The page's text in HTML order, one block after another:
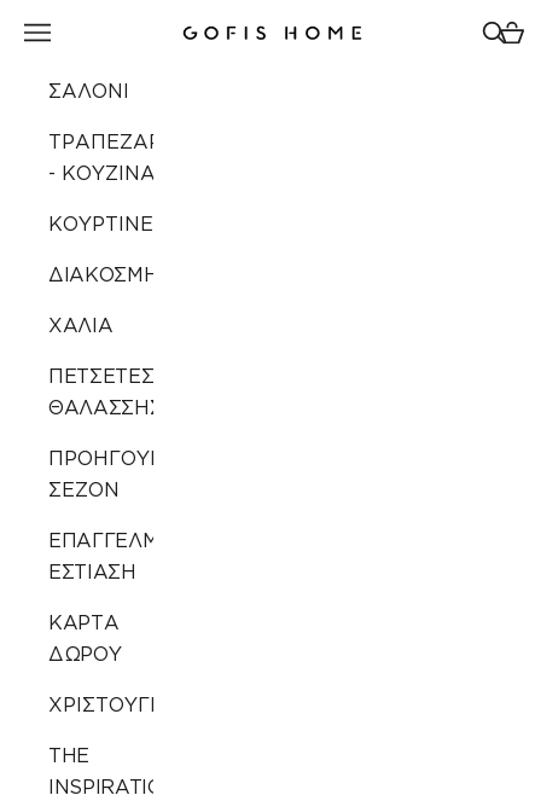
Gofis Home
Άνοιγμα μενού πλοήγησης
ΣΑΛΟΝΙ
ΤΡΑΠΕΖΑΡΙΑ
- ΚΟΥΖΙΝΑ
ΚΟΥΡΤΙΝΕΣ
ΔΙΑΚΟΣΜΗΣΗ
ΧΑΛΙΑ
ΠΕΤΣΕΤΕΣ
ΘΑΛΑΣΣΗΣ
ΠΡΟΗΓΟΥΜΕΝΩΝ
ΣΕΖΟΝ
ΕΠΑΓΓΕΛΜΑΤΙΚΗ
ΕΣΤΙΑΣΗ
ΚΑΡΤΑ
ΔΩΡΟΥ
ΧΡΙΣΤΟΥΓΕΝΝΙΑΤΙΚΑ
THE
INSPIRATION